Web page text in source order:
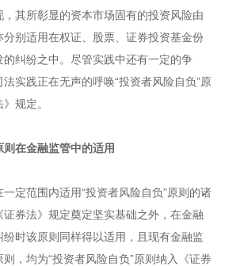
其所彰显的资本市场固有的投资风险由
别适用在权证、股票、证券投资基金份
纠纷之中。尽管实践中还有一定的争
实践正在无声的呼唤“投资者风险自负”原
规定。
则在金融监管中的适用
定范围内适用“投资者风险自负”原则的诸
券法》规定奠定坚实基础之外，在金融
时该原则同样得以适用，且现有金融监
，均为“投资者风险自负”原则纳入《证券